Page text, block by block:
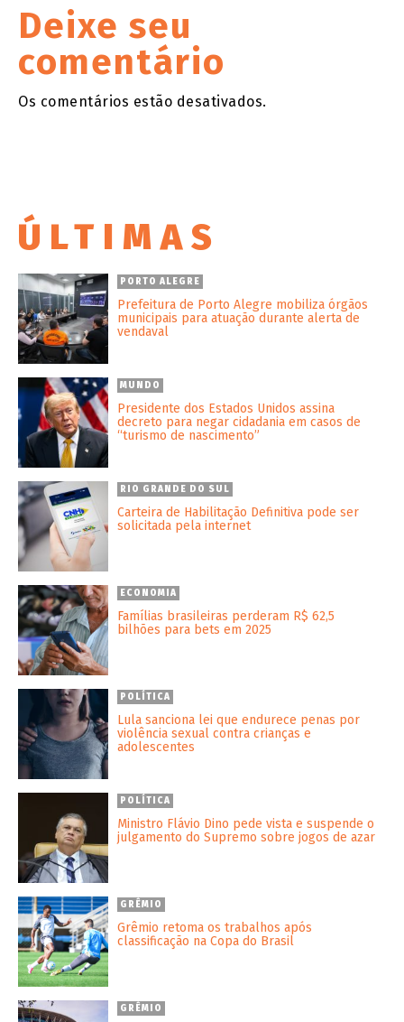
Deixe seu
comentário
Os comentários estão desativados.
ÚLTIMAS
PORTO ALEGRE
Prefeitura de Porto Alegre mobiliza órgãos
municipais para atuação durante alerta de
vendaval
MUNDO
Presidente dos Estados Unidos assina
decreto para negar cidadania em casos de
“turismo de nascimento”
RIO GRANDE DO SUL
Carteira de Habilitação Definitiva pode ser
solicitada pela internet
ECONOMIA
Famílias brasileiras perderam R$ 62,5
bilhões para bets em 2025
POLÍTICA
Lula sanciona lei que endurece penas por
violência sexual contra crianças e
adolescentes
POLÍTICA
Ministro Flávio Dino pede vista e suspende o
julgamento do Supremo sobre jogos de azar
GRÊMIO
Grêmio retoma os trabalhos após
classificação na Copa do Brasil
GRÊMIO